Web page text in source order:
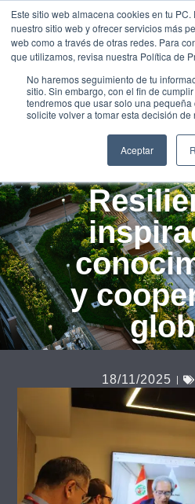
Este sitio web almacena cookies en tu
nuestro sitio web y ofrecer servicios más
web como a través de otras redes. Para
que utilizamos, revisa nuestra Política de
No haremos seguimiento de tu
sitio. Sin embargo, con el fin de
tendremos que usar solo una
solicite volver a tomar esta decisión de
Aceptar
UNEIX-
TE
y
18/11/2025